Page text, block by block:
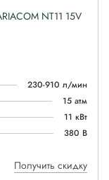
NT11 15V
230-910 л/мин
15 атм
11 кВт
380 В
Получить скидку